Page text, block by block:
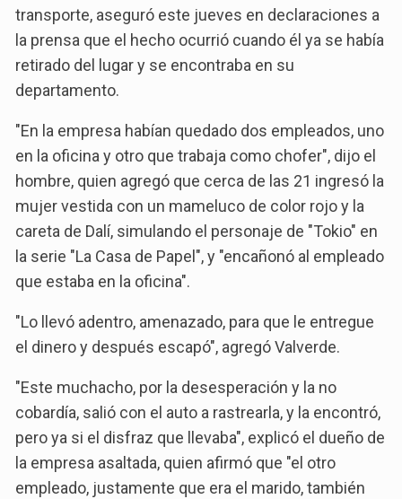
transporte, aseguró este jueves en declaraciones a
la prensa que el hecho ocurrió cuando él ya se había
retirado del lugar y se encontraba en su
departamento.
"En la empresa habían quedado dos empleados, uno
en la oficina y otro que trabaja como chofer", dijo el
hombre, quien agregó que cerca de las 21 ingresó la
mujer vestida con un mameluco de color rojo y la
careta de Dalí, simulando el personaje de "Tokio" en
la serie "La Casa de Papel", y "encañonó al empleado
que estaba en la oficina".
"Lo llevó adentro, amenazado, para que le entregue
el dinero y después escapó", agregó Valverde.
"Este muchacho, por la desesperación y la no
cobardía, salió con el auto a rastrearla, y la encontró,
pero ya si el disfraz que llevaba", explicó el dueño de
la empresa asaltada, quien afirmó que "el otro
empleado, justamente que era el marido, también